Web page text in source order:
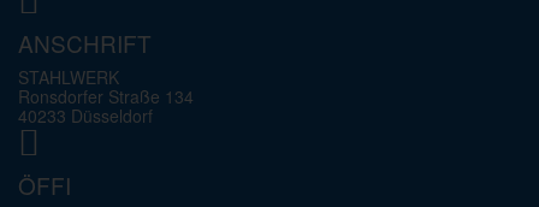
ANSCHRIFT
STAHLWERK
Ronsdorfer Straße 134
40233 Düsseldorf
ÖFFI